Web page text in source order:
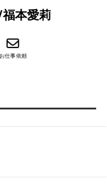
本愛莉
お仕事依頼